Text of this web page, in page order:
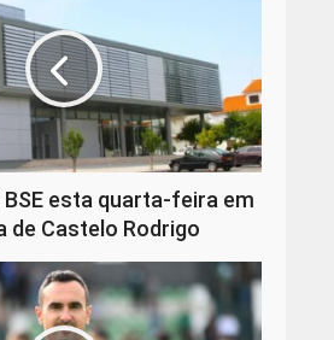
esta quarta-feira em
de Castelo Rodrigo